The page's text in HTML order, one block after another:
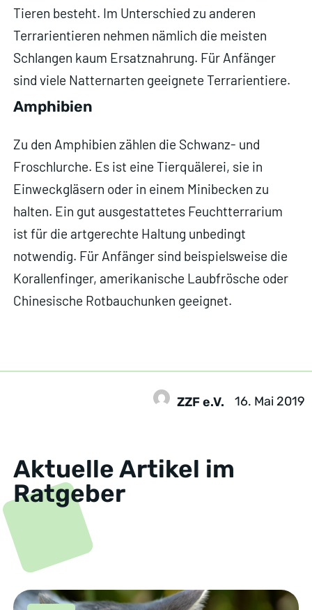
Tieren besteht. Im Unterschied zu anderen
Terrarientieren nehmen nämlich die meisten
Schlangen kaum Ersatznahrung. Für Anfänger
sind viele Natternarten geeignete Terrarientiere.
Amphibien
Zu den Amphibien zählen die Schwanz- und
Froschlurche. Es ist eine Tierquälerei, sie in
Einweckgläsern oder in einem Minibecken zu
halten. Ein gut ausgestattetes Feuchtterrarium
ist für die artgerechte Haltung unbedingt
notwendig. Für Anfänger sind beispielsweise die
Korallenfinger, amerikanische Laubfrösche oder
Chinesische Rotbauchunken geeignet.
ZZF e.V. 16. Mai 2019
Aktuelle Artikel im
Ratgeber